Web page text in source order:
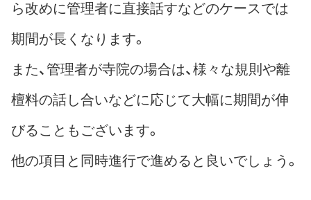
ら改めに管理者に直接話すなどのケースでは
期間が長くなります。
また、管理者が寺院の場合は、様々な規則や離
檀料の話し合いなどに応じて大幅に期間が伸
びることもございます。
他の項目と同時進行で進めると良いでしょう。